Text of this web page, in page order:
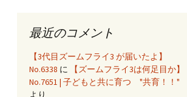
最近のコメント
【3代目ズームフライ3 が届いたよ】
No.6338 に
【ズームフライ3は何足目か】
No.7651 | 子どもと共に育つ "共育！！"
より